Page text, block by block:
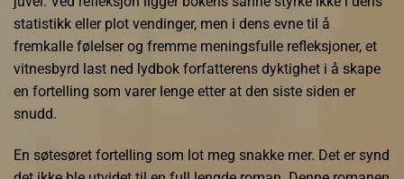
statistikk eller plot vendinger, men i dens evne til å
fremkalle følelser og fremme meningsfulle refleksjoner, et
vitnesbyrd last ned lydbok forfatterens dyktighet i å skape
en fortelling som varer lenge etter at den siste siden er
snudd.
En søtesøret fortelling som lot meg snakke mer. Det er synd